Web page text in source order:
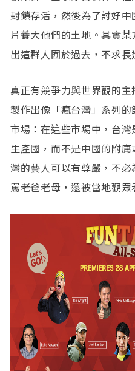
封鎖存活，然後為了討好
片養大他們的土地。其實
出這群人囿於過去，不求長
真正有競爭力與世界觀的
製作出像「瘋台灣」系列
市場：在這些市場中，台
生產國，而不是中國的附
灣的藝人可以有尊嚴，不
罵老爸老母，還被當地觀眾